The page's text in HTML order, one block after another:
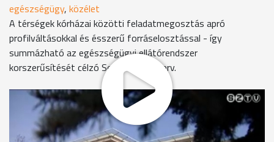
egészségügy, közélet
A térségek kórházai közötti feladatmegosztás apró
profilváltásokkal és ésszerű forráselosztással - így
summázható az egészségügyi ellátórendszer
korszerűsítését célzó Semmelweis-terv.
Erről tegnap Szócska Miklós államtitkár Zalaegerszegen,
Győrben és Szombathelyen is tartott tájékoztatót a
megyei-, városi- és kórházi vezetőknek.